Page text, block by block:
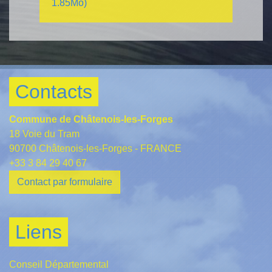
1.85Mo)
Contacts
Commune de Châtenois-les-Forges
18 Voie du Tram
90700 Châtenois-les-Forges - FRANCE
+33 3 84 29 40 67
Contact par formulaire
Liens
Conseil Départemental